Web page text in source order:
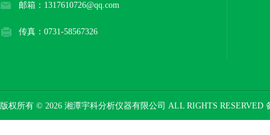
邮箱：1317610726@qq.com
传真：0731-58567326
版权所有 © 2026 湘潭宇科分析仪器有限公司 ALL RIGHTS RESERVED